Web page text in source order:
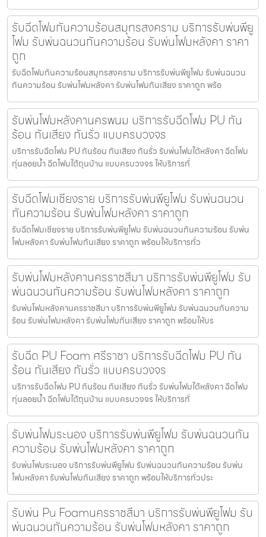
รับฉีดโฟมกันความร้อนสมุทรสงคราม บริการรับพ่นพียู
โฟม รับพ่นฉนวนกันความร้อน รับพ่นโฟมหลังคา ราคา
ถูก
รับฉีดโฟมกันความร้อนสมุทรสงคราม บริการรับพ่นพียูโฟม รับพ่นฉนวน
กันความร้อน รับพ่นโฟมหลังคา รับพ่นโฟมกันเสียง ราคาถูก พร้อ
รับพ่นโฟมหลังคานครพนม บริการรับฉีดโฟม PU กัน
ร้อน กันเสียง กันรั่ว แบบครบวงจร
บริการรับฉีดโฟม PU กันร้อน กันเสียง กันรั่ว รับพ่นโฟมใต้หลังคา ฉีดโฟม
ทุ่นลอยน้ำ ฉีดโฟมใต้ถุนบ้าน แบบครบวงจร ให้บริการทั่
รับฉีดโฟมเชียงราย บริการรับพ่นพียูโฟม รับพ่นฉนวน
กันความร้อน รับพ่นโฟมหลังคา ราคาถูก
รับฉีดโฟมเชียงราย บริการรับพ่นพียูโฟม รับพ่นฉนวนกันความร้อน รับพ่น
โฟมหลังคา รับพ่นโฟมกันเสียง ราคาถูก พร้อมให้บริการทั่ว
รับพ่นโฟมหลังคานครราชสีมา บริการรับพ่นพียูโฟม รับ
พ่นฉนวนกันความร้อน รับพ่นโฟมหลังคา ราคาถูก
รับพ่นโฟมหลังคานครราชสีมา บริการรับพ่นพียูโฟม รับพ่นฉนวนกันความ
ร้อน รับพ่นโฟมหลังคา รับพ่นโฟมกันเสียง ราคาถูก พร้อมให้บร
รับฉีด PU Foam ศรีราชา บริการรับฉีดโฟม PU กัน
ร้อน กันเสียง กันรั่ว แบบครบวงจร
บริการรับฉีดโฟม PU กันร้อน กันเสียง กันรั่ว รับพ่นโฟมใต้หลังคา ฉีดโฟม
ทุ่นลอยน้ำ ฉีดโฟมใต้ถุนบ้าน แบบครบวงจร ให้บริการทั่
รับพ่นโฟมระนอง บริการรับพ่นพียูโฟม รับพ่นฉนวนกัน
ความร้อน รับพ่นโฟมหลังคา ราคาถูก
รับพ่นโฟมระนอง บริการรับพ่นพียูโฟม รับพ่นฉนวนกันความร้อน รับพ่น
โฟมหลังคา รับพ่นโฟมกันเสียง ราคาถูก พร้อมให้บริการทั่วประ
รับพ่น Pu Foamนครราชสีมา บริการรับพ่นพียูโฟม รับ
พ่นฉนวนกันความร้อน รับพ่นโฟมหลังคา ราคาถูก